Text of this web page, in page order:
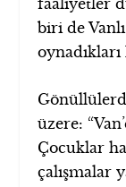
faaliyetler
biri de
üzere:
Çocuklar
çalışmalar